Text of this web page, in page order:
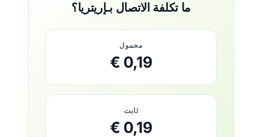
ما تكلفة الاتصال بـإريتريا؟
محمول
0,19 €
ثابت
0,19 €